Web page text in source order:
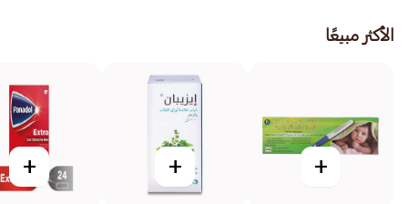
الأكثر مبيعًا
+
+
+